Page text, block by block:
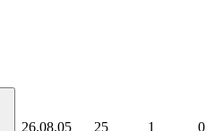
26.08.05 25 1 0